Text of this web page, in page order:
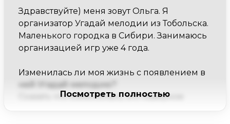
Здравствуйте) меня зовут Ольга. Я
организатор Угадай мелодии из Тобольска.
Маленького городка в Сибири. Занимаюсь
организацией игр уже 4 года.
Изменилась ли моя жизнь с появлением в
ней Угадай мелодию?
Сказать что изменилась, это наверное
Посмотреть полностью